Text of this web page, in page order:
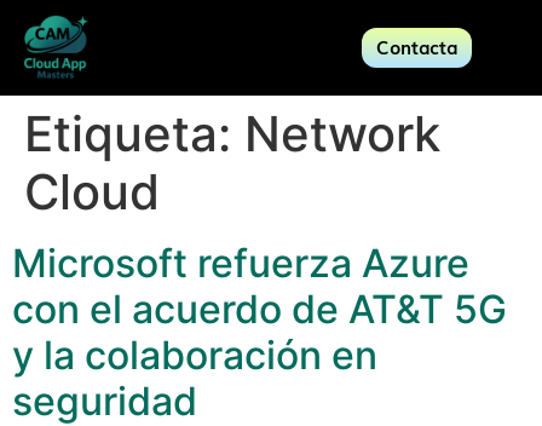
Contacta
Etiqueta: Network
Cloud
Microsoft refuerza Azure
con el acuerdo de AT&T 5G
y la colaboración en
seguridad